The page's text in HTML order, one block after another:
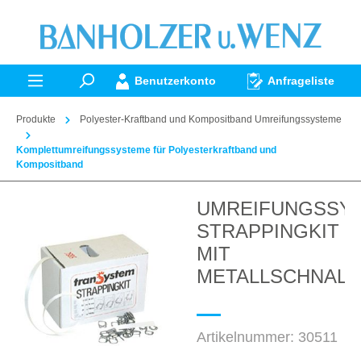
springen
Benutzerkonto Anfrageliste
Produkte Polyester-Kraftband und Kompositband Umreifungssysteme
Komplettumreifungssysteme für Polyesterkraftband und
Kompositband
STRAPPINGKIT
MIT
Artikelnummer: 30511